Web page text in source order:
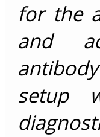
for the
and
setup